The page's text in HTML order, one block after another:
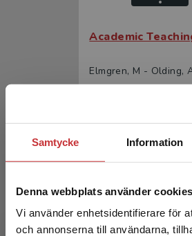
Samtycke Information
Denna webbplats använder cookies
Vi använder enhetsidentifierare för
och annonserna till användarna,
Academic
Elmgren, M - Olding,